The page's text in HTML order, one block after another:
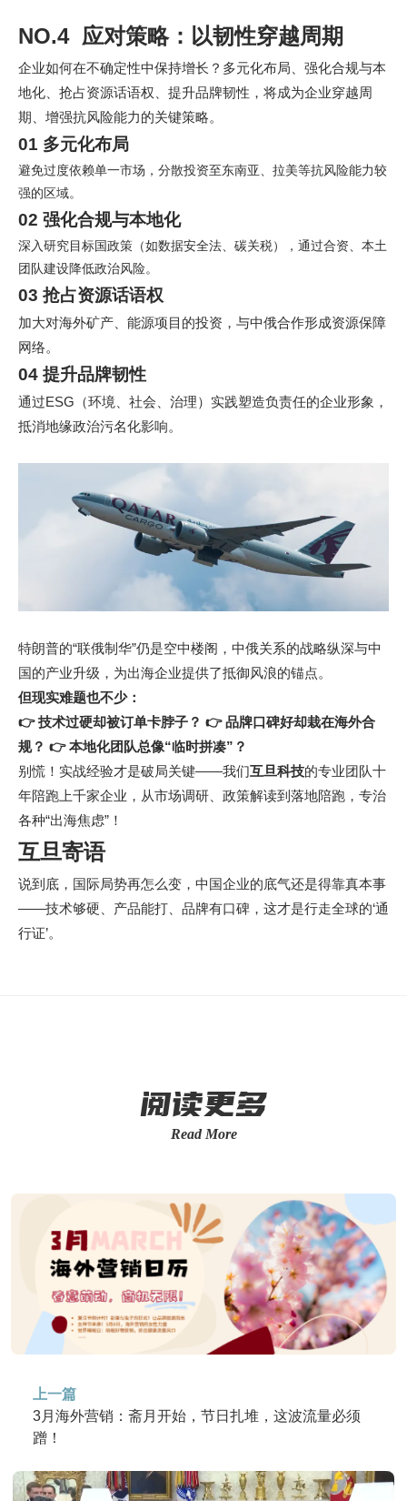
NO.4 应对策略：以韧性穿越周期
企业如何在不确定性中保持增长？多元化布局、强化合规与本
地化、抢占资源话语权、提升品牌韧性，将成为企业穿越周
期、增强抗风险能力的关键策略。
01 多元化布局
避免过度依赖单一市场，分散投资至东南亚、拉美等抗风险能力较
强的区域。
02 强化合规与本地化
深入研究目标国政策（如数据安全法、碳关税），通过合资、本土
团队建设降低政治风险。
03 抢占资源话语权
加大对海外矿产、能源项目的投资，与中俄合作形成资源保障
网络。
04 提升品牌韧性
通过ESG（环境、社会、治理）实践塑造负责任的企业形象，
抵消地缘政治污名化影响。
特朗普的“联俄制华”仍是空中楼阁，中俄关系的战略纵深与中
国的产业升级，为出海企业提供了抵御风浪的锚点。
但现实难题也不少：
👉 技术过硬却被订单卡脖子？ 👉 品牌口碑好却栽在海外合
规？ 👉 本地化团队总像“临时拼凑”？
别慌！实战经验才是破局关键——我们互旦科技的专业团队十
年陪跑上千家企业，从市场调研、政策解读到落地陪跑，专治
各种“出海焦虑”！
互旦寄语
说到底，国际局势再怎么变，中国企业的底气还是得靠真本事
——技术够硬、产品能打、品牌有口碑，这才是行走全球的‘通
行证’。
阅读更多
Read More
上一篇
3月海外营销：斋月开始，节日扎堆，这波流量必须
蹭！